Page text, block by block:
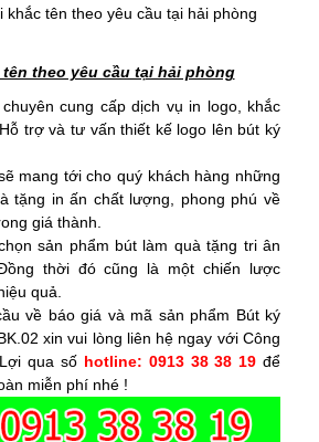
theo yêu cầu tại hải phòng
cung cấp dịch vụ in logo, khắc
trợ và tư vấn thiết kế logo lên bút ký
mang tới cho quý khách hàng những
tặng in ấn chất lượng, phong phú về
giá thành.
sản phẩm bút làm quà tặng tri ân
thời đó cũng là một chiến lược
quả.
về báo giá và mã sản phẩm Bút ký
xin vui lòng liên hệ ngay vớiCông
qua số hotline: 0913 38 38 19 để
miễn phí nhé !